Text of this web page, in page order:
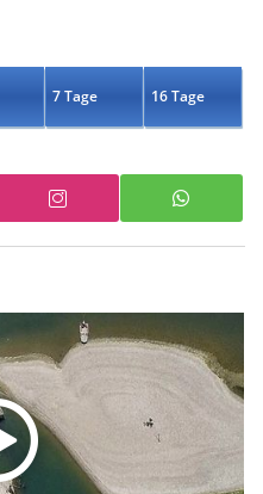
7 Tage 16 Tage